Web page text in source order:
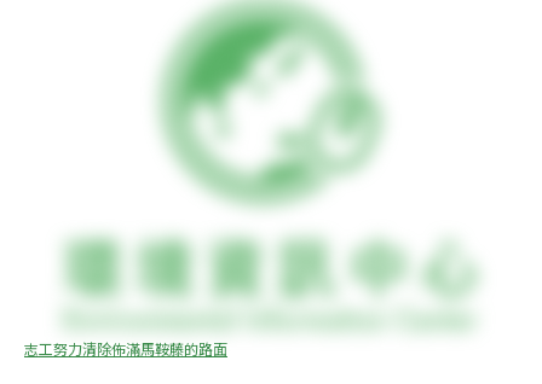
志工努力清除佈滿馬鞍藤的路面